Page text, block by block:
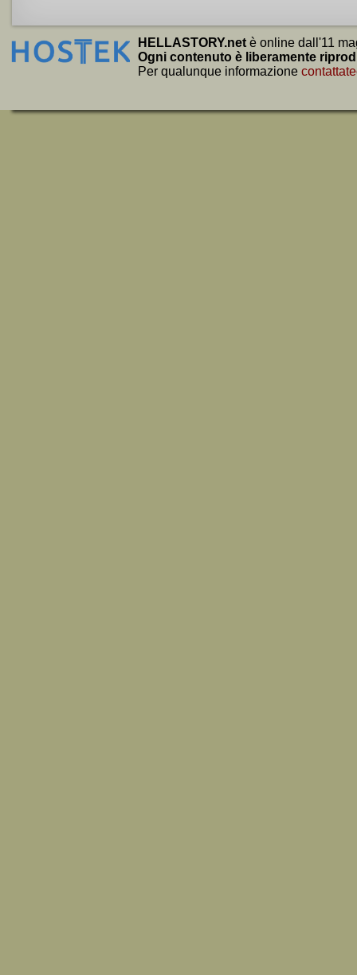
HELLASTORY.net è online dall'11
Ogni contenuto è liberamente
Per qualunque informazione